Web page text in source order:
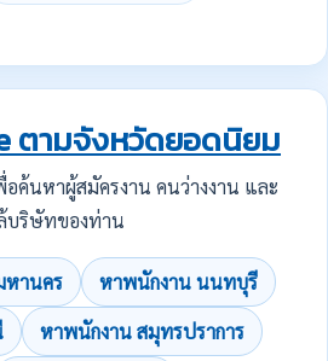
ตามจังหวัดยอดนิยม
อค้นหาผู้สมัครงาน คนว่างงาน และ
บริษัทของท่าน
หานคร
หาพนักงาน นนทบุรี
หาพนักงาน สมุทรปราการ